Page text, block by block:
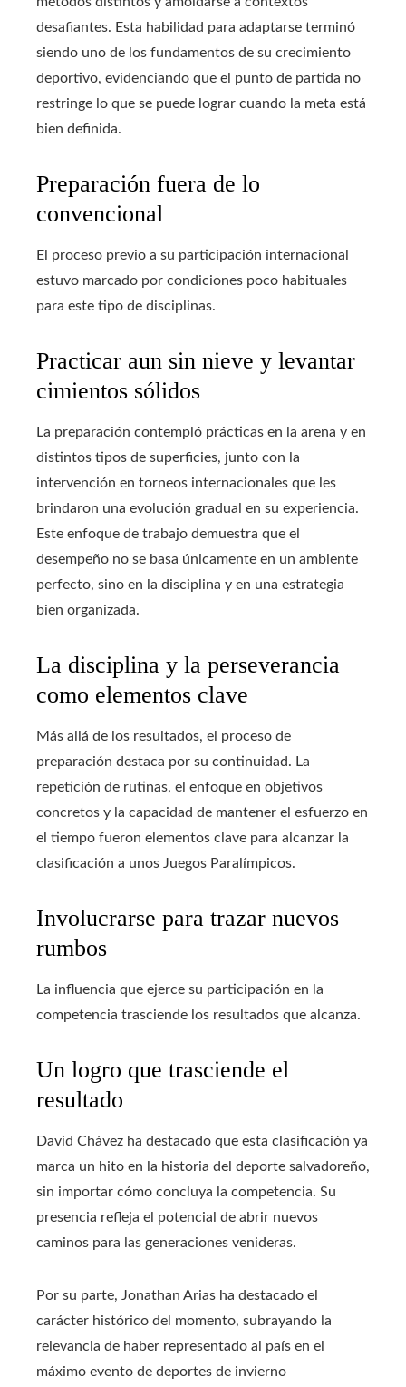
desafiantes. Esta habilidad para adaptarse terminó
siendo uno de los fundamentos de su crecimiento
deportivo, evidenciando que el punto de partida no
restringe lo que se puede lograr cuando la meta está
bien definida.
Preparación fuera de lo
convencional
El proceso previo a su participación internacional
estuvo marcado por condiciones poco habituales
para este tipo de disciplinas.
Practicar aun sin nieve y levantar
cimientos sólidos
La preparación contempló prácticas en la arena y en
distintos tipos de superficies, junto con la
intervención en torneos internacionales que les
brindaron una evolución gradual en su experiencia.
Este enfoque de trabajo demuestra que el
desempeño no se basa únicamente en un ambiente
perfecto, sino en la disciplina y en una estrategia
bien organizada.
La disciplina y la perseverancia
como elementos clave
Más allá de los resultados, el proceso de
preparación destaca por su continuidad. La
repetición de rutinas, el enfoque en objetivos
concretos y la capacidad de mantener el esfuerzo en
el tiempo fueron elementos clave para alcanzar la
clasificación a unos Juegos Paralímpicos.
Involucrarse para trazar nuevos
rumbos
La influencia que ejerce su participación en la
competencia trasciende los resultados que alcanza.
Un logro que trasciende el
resultado
David Chávez ha destacado que esta clasificación ya
marca un hito en la historia del deporte salvadoreño,
sin importar cómo concluya la competencia. Su
presencia refleja el potencial de abrir nuevos
caminos para las generaciones venideras.
Por su parte, Jonathan Arias ha destacado el
carácter histórico del momento, subrayando la
relevancia de haber representado al país en el
máximo evento de deportes de invierno